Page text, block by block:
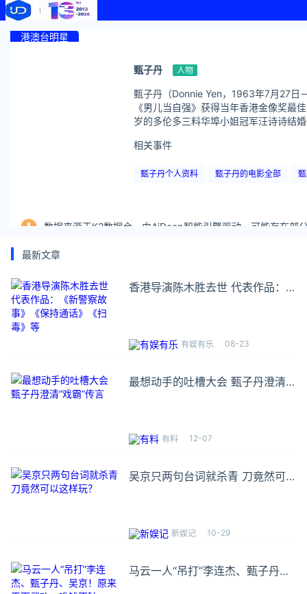
港澳台明星
甄子丹 人物
甄子丹（Donnie Yen，1963年7月27日
《男儿当自强》获得当年香港金像奖
岁的多伦多三料华埠小姐冠军汪诗诗结
相关事件
甄子丹个人资料 甄子丹的电影全部
数据来源于K2数据仓，由AiDeep智能引擎驱动，可能存在部
最新文章
香港导演陈木胜去世 代表作品：
有娱有乐 08-23
最想动手的吐槽大会 甄子丹澄清
有料 12-07
吴京只两句台词就杀青 刀竟然可
新娱记 10-29
马云一人“吊打”李连杰、甄子丹、